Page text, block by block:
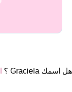
هل اسمك Graciela ؟